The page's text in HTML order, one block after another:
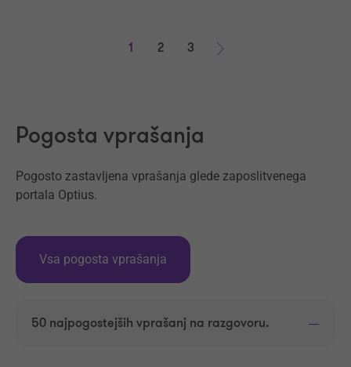
1 2
3
Pogosta vprašanja
Pogosto zastavljena vprašanja glede zaposlitvenega
portala Optius.
Vsa pogosta vprašanja
50 najpogostejših vprašanj na razgovoru.